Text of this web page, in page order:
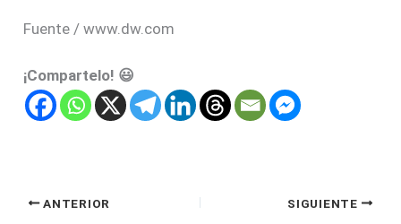
Fuente / www.dw.com
¡Compartelo! 😃
ANTERIOR SIGUIENTE